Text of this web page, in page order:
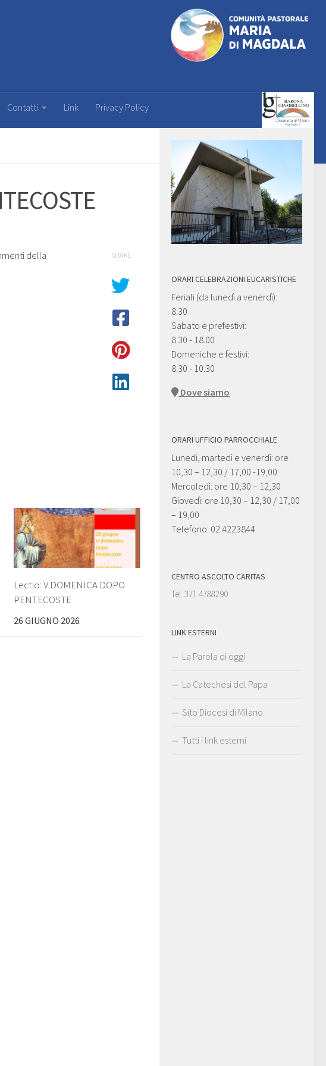
Contatti Link Privacy Policy
della SHARE
Lectio: V DOMENICA DOPO
PENTECOSTE
26 GIUGNO 2026
ORARI CELEBRAZIONI EUCARISTICHE
Feriali (da lunedì a venerdì):
8.30
Sabato e prefestivi:
8.30 - 18.00
Domeniche e festivi:
8.30 - 10.30
Dove siamo
ORARI UFFICIO PARROCCHIALE
Lunedì, martedì e venerdì: ore
10,30 – 12,30 / 17,00 -19,00
Mercoledì: ore 10,30 – 12,30
Giovedì: ore 10,30 – 12,30 / 17,00
– 19,00
Telefono: 02 4223844
CENTRO ASCOLTO CARITAS
Tel. 371 4788290
LINK ESTERNI
La Parola di oggi
La Catechesi del Papa
Sito Diocesi di Milano
Tutti i link esterni